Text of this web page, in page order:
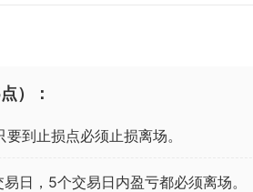
）：
到止损点必须止损离场。
日，5个交易日内盈亏都必须离场。